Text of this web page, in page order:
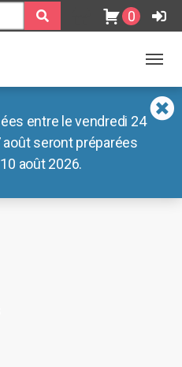
entre le vendredi 24
seront préparées
août 2026.
0